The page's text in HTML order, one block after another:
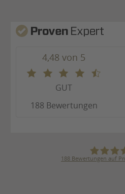
4,48 von 5
GUT
188 Bewertungen
188 Bewertungen auf